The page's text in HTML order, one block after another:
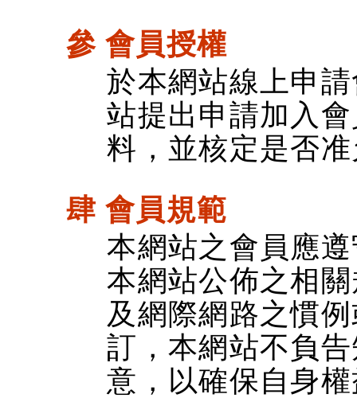
參 會員授權
於本網站線上申
站提出申請加入
料，並核定是否
肆 會員規範
本網站之會員應
本網站公佈之相
及網際網路之慣
訂，本網站不負
意，以確保自身